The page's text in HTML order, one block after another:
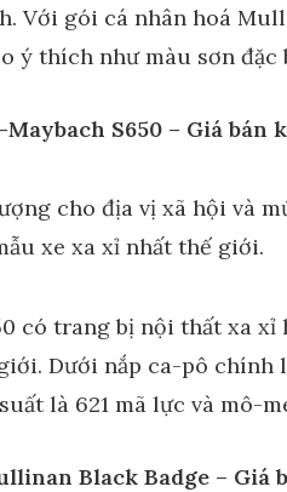
Với gói cá nhân hoá
ý thích như màu sơn đặc
S650 – Giá bán
có trang bị nội thất xa xỉ
Dưới nắp ca-pô chính
là 621 mã lực và mô-
Black Badge – Giá